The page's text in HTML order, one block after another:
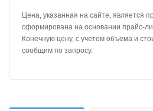
Цена, указанная на сайте, является
сформирована на основании прайс-
Конечную цену, с учетом объема и
сообщим по запросу.